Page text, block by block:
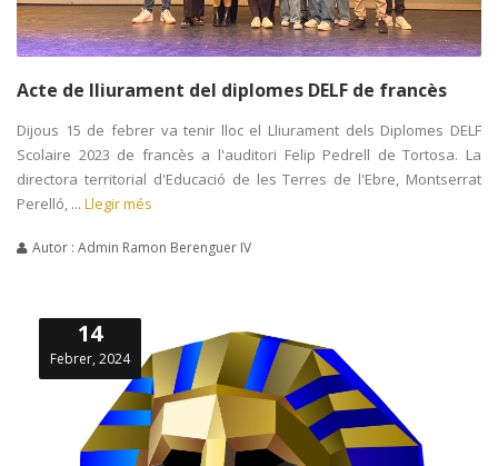
Acte de lliurament del diplomes DELF de francès
Dijous 15 de febrer va tenir lloc el Lliurament dels Diplomes DELF
Scolaire 2023 de francès a l'auditori Felip Pedrell de Tortosa. La
directora territorial d'Educació de les Terres de l'Ebre, Montserrat
Perelló, ... Llegir més
Autor : Admin Ramon Berenguer IV
14
Febrer, 2024